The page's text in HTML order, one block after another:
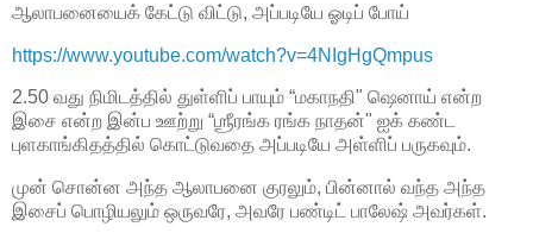
ஆலாபனையைக் கேட்டு விட்டு, அப்படியே ஓடிப் போய்
https://www.youtube.com/watch?v=4NIgHgQmpus
2.50 வது நிமிடத்தில் துள்ளிப் பாயும் “மகாநதி" ஷெனாய் என்ற
இசை என்ற இன்ப ஊற்று “ஶ்ரீரங்க ரங்க நாதன்" ஐக் கண்ட
புளகாங்கிதத்தில் கொட்டுவதை அப்படியே அள்ளிப் பருகவும்.
முன் சொன்ன அந்த ஆலாபனை குரலும், பின்னால் வந்த அந்த
இசைப் பொழியலும் ஒருவரே, அவரே பண்டிட் பாலேஷ் அவர்கள்.